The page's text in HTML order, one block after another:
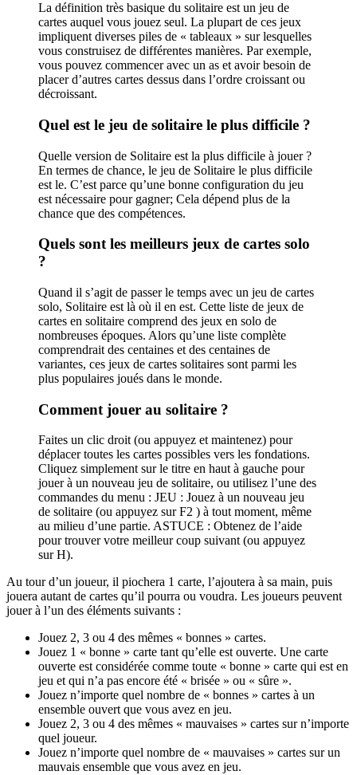
La définition très basique du solitaire est un jeu de
cartes auquel vous jouez seul. La plupart de ces jeux
impliquent diverses piles de « tableaux » sur lesquelles
vous construisez de différentes manières. Par exemple,
vous pouvez commencer avec un as et avoir besoin de
placer d’autres cartes dessus dans l’ordre croissant ou
décroissant.
Quel est le jeu de solitaire le plus difficile ?
Quelle version de Solitaire est la plus difficile à jouer ?
En termes de chance, le jeu de Solitaire le plus difficile
est le. C’est parce qu’une bonne configuration du jeu
est nécessaire pour gagner; Cela dépend plus de la
chance que des compétences.
Quels sont les meilleurs jeux de cartes solo
?
Quand il s’agit de passer le temps avec un jeu de cartes
solo, Solitaire est là où il en est. Cette liste de jeux de
cartes en solitaire comprend des jeux en solo de
nombreuses époques. Alors qu’une liste complète
comprendrait des centaines et des centaines de
variantes, ces jeux de cartes solitaires sont parmi les
plus populaires joués dans le monde.
Comment jouer au solitaire ?
Faites un clic droit (ou appuyez et maintenez) pour
déplacer toutes les cartes possibles vers les fondations.
Cliquez simplement sur le titre en haut à gauche pour
jouer à un nouveau jeu de solitaire, ou utilisez l’une des
commandes du menu : JEU : Jouez à un nouveau jeu
de solitaire (ou appuyez sur F2 ) à tout moment, même
au milieu d’une partie. ASTUCE : Obtenez de l’aide
pour trouver votre meilleur coup suivant (ou appuyez
sur H).
Au tour d’un joueur, il piochera 1 carte, l’ajoutera à sa main, puis
jouera autant de cartes qu’il pourra ou voudra. Les joueurs peuvent
jouer à l’un des éléments suivants :
Jouez 2, 3 ou 4 des mêmes « bonnes » cartes.
Jouez 1 « bonne » carte tant qu’elle est ouverte. Une carte
ouverte est considérée comme toute « bonne » carte qui est en
jeu et qui n’a pas encore été « brisée » ou « sûre ».
Jouez n’importe quel nombre de « bonnes » cartes à un
ensemble ouvert que vous avez en jeu.
Jouez 2, 3 ou 4 des mêmes « mauvaises » cartes sur n’importe
quel joueur.
Jouez n’importe quel nombre de « mauvaises » cartes sur un
mauvais ensemble que vous avez en jeu.